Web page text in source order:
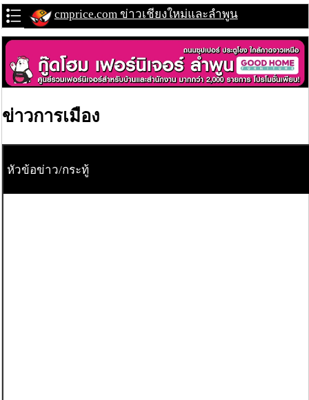
cmprice.com ข่าวเชียงใหม่และลำพูน
ข่าวการเมือง
หัวข้อข่าว/กระทู้